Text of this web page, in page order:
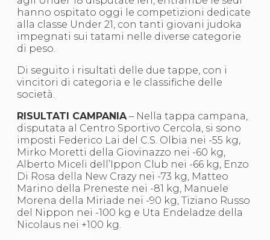
S'istrumpa
News
Calendario Attività
News
Merchandising
Contatti
News
Cookies Accept
Newsletter
Catalogo formativo
Webinar
Corsi Monotematici
Corsi di Specializzazione
Corsi FIJLKAM-FISDIR
Corsi Preparatore Fisico
hanno ospitato oggi le competizioni dedicate
alla classe Under 21, con tanti giovani judoka
impegnati sui tatami nelle diverse categorie
di peso.
Di seguito i risultati delle due tappe, con i
vincitori di categoria e le classifiche delle
società.
RISULTATI CAMPANIA– Nella tappa campana,
disputata al Centro Sportivo Cercola, si sono
imposti Federico Lai del C.S. Olbia nei -55 kg,
Mirko Moretti della Giovinazzo nei -60 kg,
Alberto Miceli dell’Ippon Club nei -66 kg, Enzo
Di Rosa della New Crazy nei -73 kg, Matteo
Marino della Preneste nei -81 kg, Manuele
Morena della Miriade nei -90 kg, Tiziano Russo
del Nippon nei -100 kg e Uta Endeladze della
Nicolaus nei +100 kg.